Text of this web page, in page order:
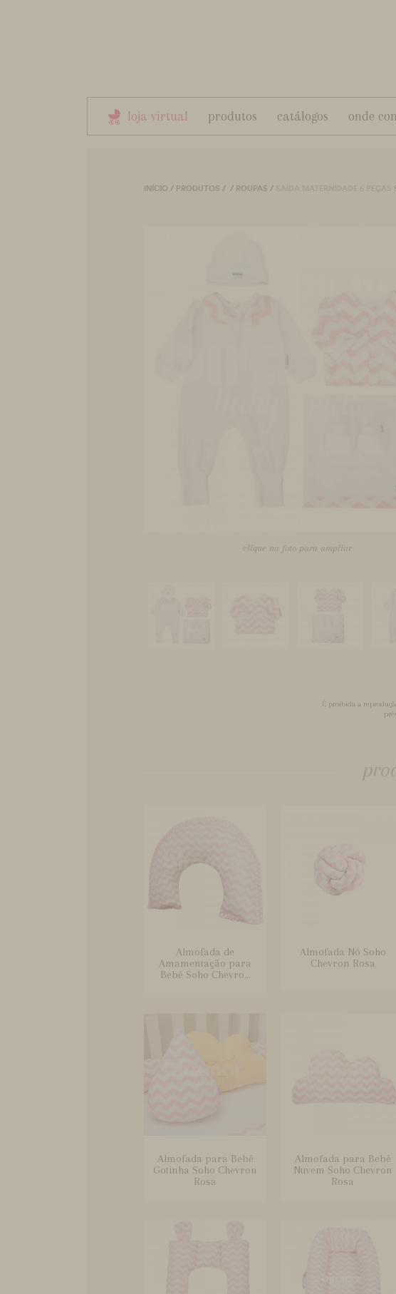
loja virtual produtos catálogos onde
INÍCIO / PRODUTOS / / ROUPAS /
clique na foto para ampliar
É proibida a
Almofada de
Amamentação para
Bebê Soho Chevro...
Almofada Nó Soho
Chevron Rosa
Almofada para Bebê
Gotinha Soho Chevron
Rosa
Almofada para Bebê
Nuvem Soho Chevron
Rosa